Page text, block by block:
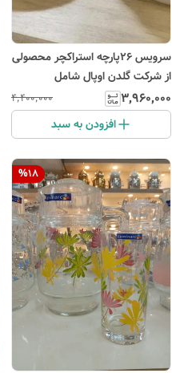
سرویس ۲۶پارچه استراکچر محصولی
از شرکت گلدن اوپال شامل
۳٬۹۶۰٬۰۰۰ ۴٬۴۰۰٬۰۰۰
افزودن به سبد
%18